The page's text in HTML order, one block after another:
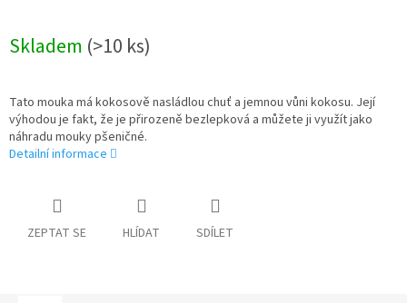
Skladem (>10 ks)
Tato mouka má kokosově nasládlou chuť a jemnou vůni kokosu. Její
výhodou je fakt, že je přirozeně bezlepková a můžete ji využít jako
náhradu mouky pšeničné.
Detailní informace
ZEPTAT SE HLÍDAT SDÍLET